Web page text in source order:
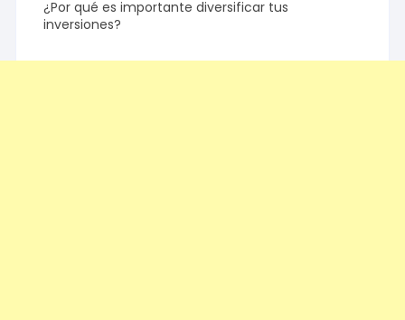
¿Por qué es importante diversificar tus
inversiones?